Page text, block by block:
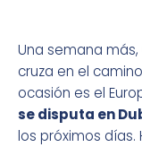
Una semana más,
cruza en el
ocasión es el
se disputa en
los próximos